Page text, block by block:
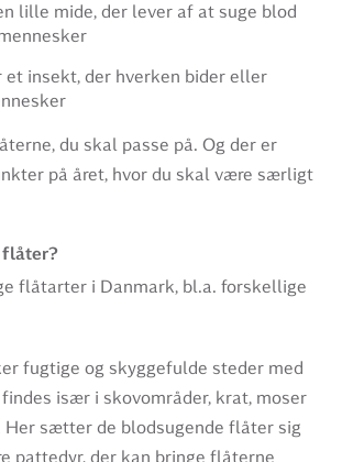
lille mide, der lever af at suge blod
et insekt, der hverken bider eller
du skal passe på. Og der er
på året, hvor du skal være særligt
flåter?
flåtarter i Danmark, bl.a. forskellige
fugtige og skyggefulde steder med
især i skovområder, krat, moser
Her sætter de blodsugende flåter sig
pattedyr, der kan bringe flåterne